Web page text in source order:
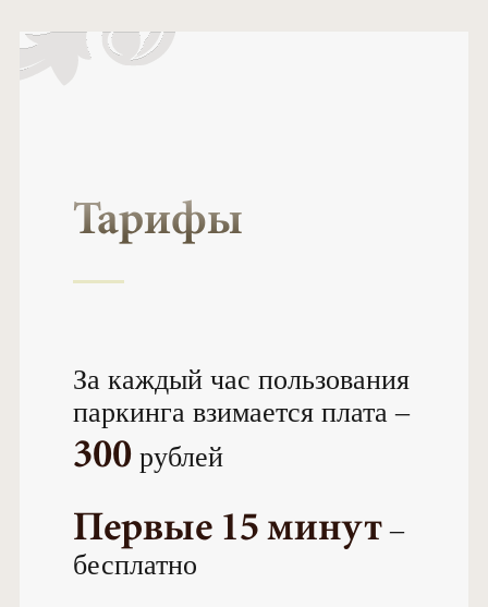
Тарифы
За каждый час пользования
паркинга взимается плата –
300рублей
Первые 15 минут–
бесплатно